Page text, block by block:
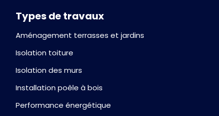
Types de travaux
Aménagement terrasses et jardins
Isolation toiture
Isolation des murs
Installation poêle à bois
Performance énergétique